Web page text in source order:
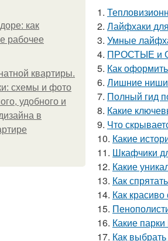
как
рабочее
квартиры.
схемы и фото
удобного и
в
1.
2. Лайфхаки
3. Умные
4. ПРОСТЫЕ и
5. Как
6. Лишние ниши
7. Полный гид
8. Какие
9. Что
10. Какие
11. Шкафчики
12. Какие
13. Как
14. Как
15.
16. Какие
17. Как